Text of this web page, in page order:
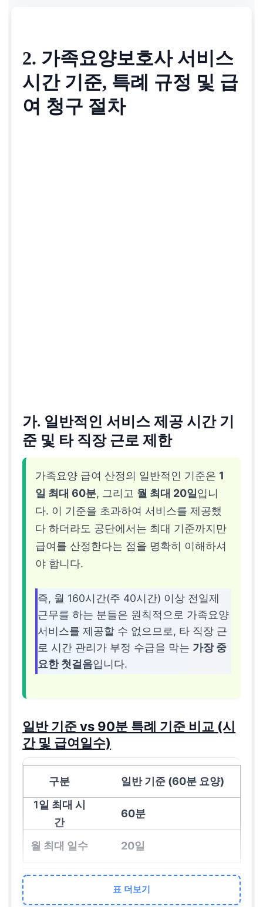
2. 가족요양보호사 서비스
시간 기준, 특례 규정 및 급
여 청구 절차
가. 일반적인 서비스 제공 시간 기
준 및 타 직장 근로 제한
가족요양 급여 산정의 일반적인 기준은 1
일 최대 60분, 그리고 월 최대 20일 입니
다. 이 기준을 초과하여 서비스를 제공했
다 하더라도 공단에서는 최대 기준까지만
급여를 산정한다는 점을 명확히 이해하셔
야 합니다.
즉, 월 160시간(주 40시간) 이상 전일제
근무를 하는 분들은 원칙적으로 가족요양
서비스를 제공할 수 없으므로, 타 직장 근
로 시간 관리가 부정 수급을 막는 가장 중
요한 첫걸음입니다.
일반 기준 vs 90분 특례 기준 비교 (시
간 및 급여일수)
일반 기준 (60분 요양)
60분
20일
특례 기준 (90분 요양)
표 더보기